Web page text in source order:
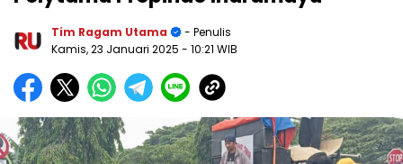
Tim Ragam Utama
- Penulis
Kamis, 23 Januari 2025 - 10:21 WIB